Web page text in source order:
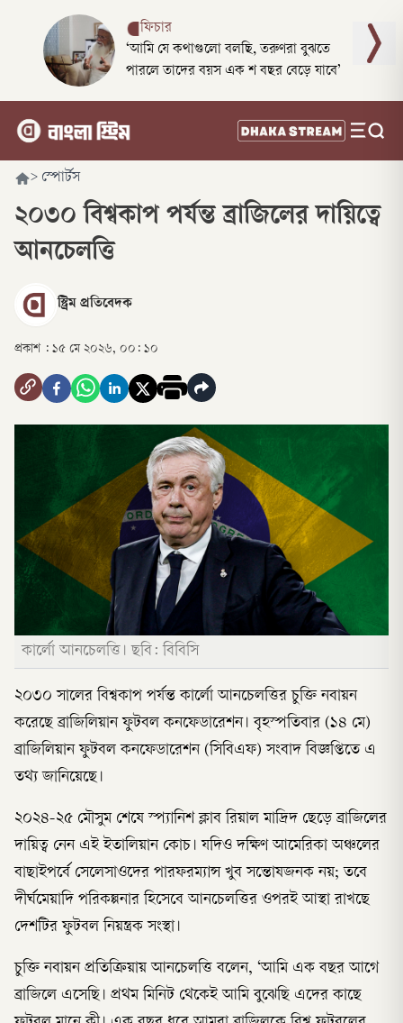
ফিচার
‘আমি যে কথাগুলো বলছি, তরুণরা বুঝতে
পারলে তাদের বয়স এক শ বছর বেড়ে যাবে’
> স্পোর্টস
২০৩০ বিশ্বকাপ পর্যন্ত ব্রাজিলের দায়িত্বে
আনচেলত্তি
স্ট্রিম প্রতিবেদক
প্রকাশ : ১৫ মে ২০২৬, ০০: ১০
কার্লো আনচেলত্তি। ছবি: বিবিসি
২০৩০ সালের বিশ্বকাপ পর্যন্ত কার্লো আনচেলত্তির চুক্তি নবায়ন
করেছে ব্রাজিলিয়ান ফুটবল কনফেডারেশন। বৃহস্পতিবার (১৪ মে)
ব্রাজিলিয়ান ফুটবল কনফেডারেশন (সিবিএফ) সংবাদ বিজ্ঞপ্তিতে এ
তথ্য জানিয়েছে।
২০২৪-২৫ মৌসুম শেষে স্প্যানিশ ক্লাব রিয়াল মাদ্রিদ ছেড়ে ব্রাজিলের
দায়িত্ব নেন এই ইতালিয়ান কোচ। যদিও দক্ষিণ আমেরিকা অঞ্চলের
বাছাইপর্বে সেলেসাওদের পারফরম্যান্স খুব সন্তোষজনক নয়; তবে
দীর্ঘমেয়াদি পরিকল্পনার হিসেবে আনচেলত্তির ওপরই আস্থা রাখছে
দেশটির ফুটবল নিয়ন্ত্রক সংস্থা।
চুক্তি নবায়ন প্রতিক্রিয়ায় আনচেলত্তি বলেন, ‘আমি এক বছর আগে
ব্রাজিলে এসেছি। প্রথম মিনিট থেকেই আমি বুঝেছি এদের কাছে